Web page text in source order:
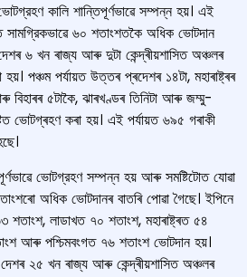
কালি শান্তিপূর্ণভাৱে সম্পন্ন হয়। এই
সামগ্রিকভাৱে ৬০ শতাংশতকৈ অধিক ভোটদান
৬ খন ৰাজ্য আৰু দুটা কেন্দ্ৰীয়শাসিত অঞ্চলৰ
পঞ্চম পৰ্যায়ত উত্তৰ প্ৰদেশৰ ১৪টা, মহাৰাষ্ট্ৰৰ
বিহাৰৰ ৫টাকৈ, ঝাৰখণ্ডৰ তিনিটা আৰু জম্মু-
ভোটগ্ৰহণ কৰা হয়। এই পৰ্যায়ত ৬৯৫ গৰাকী
ভোটগ্রহণ সম্পন্ন হয় আৰু সমষ্টিটোত যোৱা
অধিক ভোটদানৰ বাতৰি পোৱা গৈছে। ইপিনে
লাডাখত ৭০ শতাংশ, মহাৰাষ্ট্ৰত ৫৪
আৰু পশ্চিমবংগত ৭৬ শতাংশ ভোটদান হয়।
দেশৰ ২৫ খন ৰাজ্য আৰু কেন্দ্ৰীয়শাসিত অঞ্চলৰ